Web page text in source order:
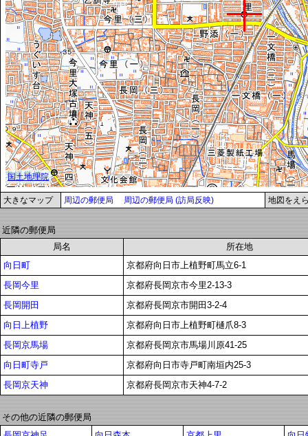
大きなマップ 周辺の郵便局 周辺の郵便局 (訪局反映) 地図をえ
近隣の郵便局
局名
所在地
向日町
京都府向日市上植野町馬立6-1
長岡今里
京都府長岡京市今里2-13-3
長岡開田
京都府長岡京市開田3-2-4
向日上植野
京都府向日市上植野町樋爪8-3
長岡京馬場
京都府長岡京市馬場川原41-25
向日町寺戸
京都府向日市寺戸町南垣内25-3
長岡京天神
京都府長岡京市天神4-7-2
その他の近隣の郵便局